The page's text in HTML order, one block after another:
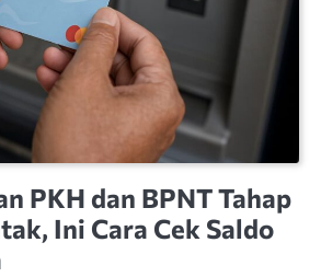
PKH dan BPNT Tahap
Ini Cara Cek Saldo